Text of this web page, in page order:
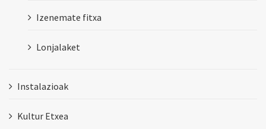
Izenemate fitxa
Lonjalaket
Instalazioak
Kultur Etxea